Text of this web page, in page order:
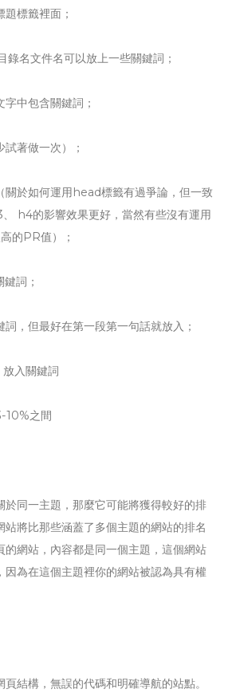
標籤裡面；
錄名文件名可以放上一些關鍵詞；
中包含關鍵詞；
著做一次）；
關於如何運用head標籤有過爭論，但一致
h4的影響效果更好，當然有些沒有運用
的PR值）；
詞；
，但最好在第一段第一句話就放入；
入關鍵詞
10%之間
於同一主題，那麼它可能將獲得較好的排
將比那些涵蓋了多個主題的網站的排名
網站，內容都是同一個主題，這個網站
因為在這個主題裡你的網站被認為具有權
結構，無誤的代碼和明確導航的站點。